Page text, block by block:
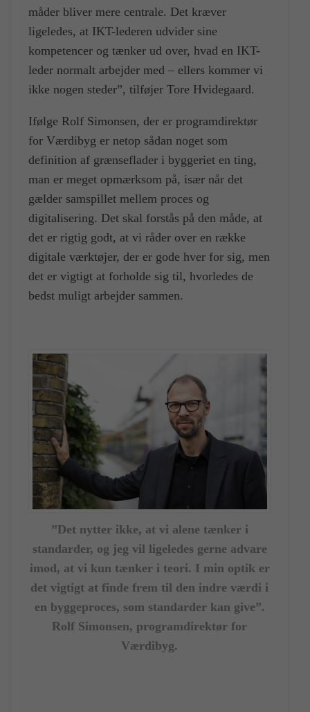
måder bliver mere centrale. Det kræver
ligeledes, at IKT-lederen udvider sine
kompetencer og tænker ud over, hvad en IKT-
leder normalt arbejder med – ellers kommer vi
ikke nogen steder”, tilføjer Tore Hvidegaard.
Ifølge Rolf Simonsen, der er programdirektør
for Værdibyg er netop sådan noget som
definition af grænseflader i byggeriet en ting,
man er meget opmærksom på, især når det
gælder samspillet mellem proces og
digitalisering. Det skal forstås på den måde, at
det er rigtig godt, at vi råder over en række
digitale værktøjer, der er gode hver for sig, men
det er vigtigt at forholde sig til, hvorledes de
bedst muligt arbejder sammen.
”Det nytter ikke, at vi alene tænker i
standarder, og jeg vil ligeledes gerne advare
imod, at vi kun tænker i teori. I min optik er
det vigtigt at finde frem til den indre værdi i
en byggeproces, som standarder kan give”.
Rolf Simonsen, programdirektør for
Værdibyg.